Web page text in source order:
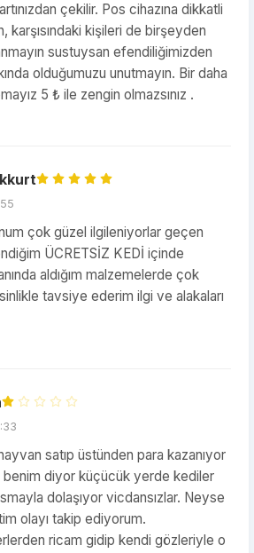
çekilir. Pos cihazına dikkatli
karşısındaki kişileri de birşeyden
sustuysan efendiliğimizden
olduğumuzu unutmayın. Bir daha
5 ₺ ile zengin olmazsınız .
çok güzel ilgileniyorlar geçen
ÜCRETSİZ KEDİ içinde
aldığım malzemelerde çok
tavsiye ederim ilgi ve alakaları
satıp üstünden para kazanıyor
diyor küçücük yerde kediler
dolaşıyor vicdansızlar. Neyse
olayı takip ediyorum.
ricam gidip kendi gözleriyle o